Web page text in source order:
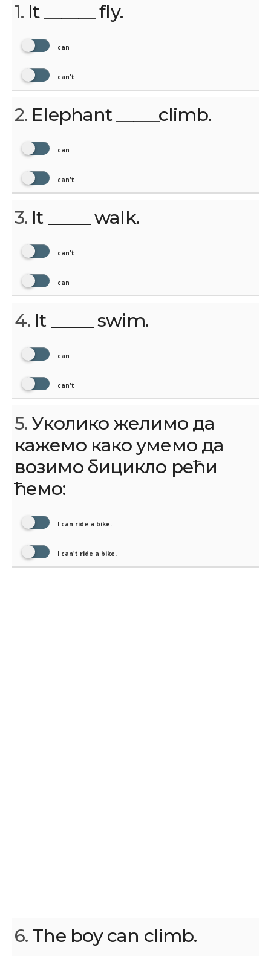
1. It ______ fly.
can
can't
2. Elephant _____climb.
can
can't
3. It _____ walk.
can't
can
4. It _____ swim.
can
can't
5.Уколико желимо да
кажемо како умемо да
возимо бицикло рећи
ћемо:
I can ride a bike.
I can't ride a bike.
6. The boy can climb.